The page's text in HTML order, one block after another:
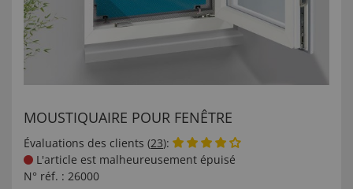
MOUSTIQUAIRE POUR FENÊTRE
Évaluations des clients (23):
L'article est malheureusement épuisé
N° réf. : 26000